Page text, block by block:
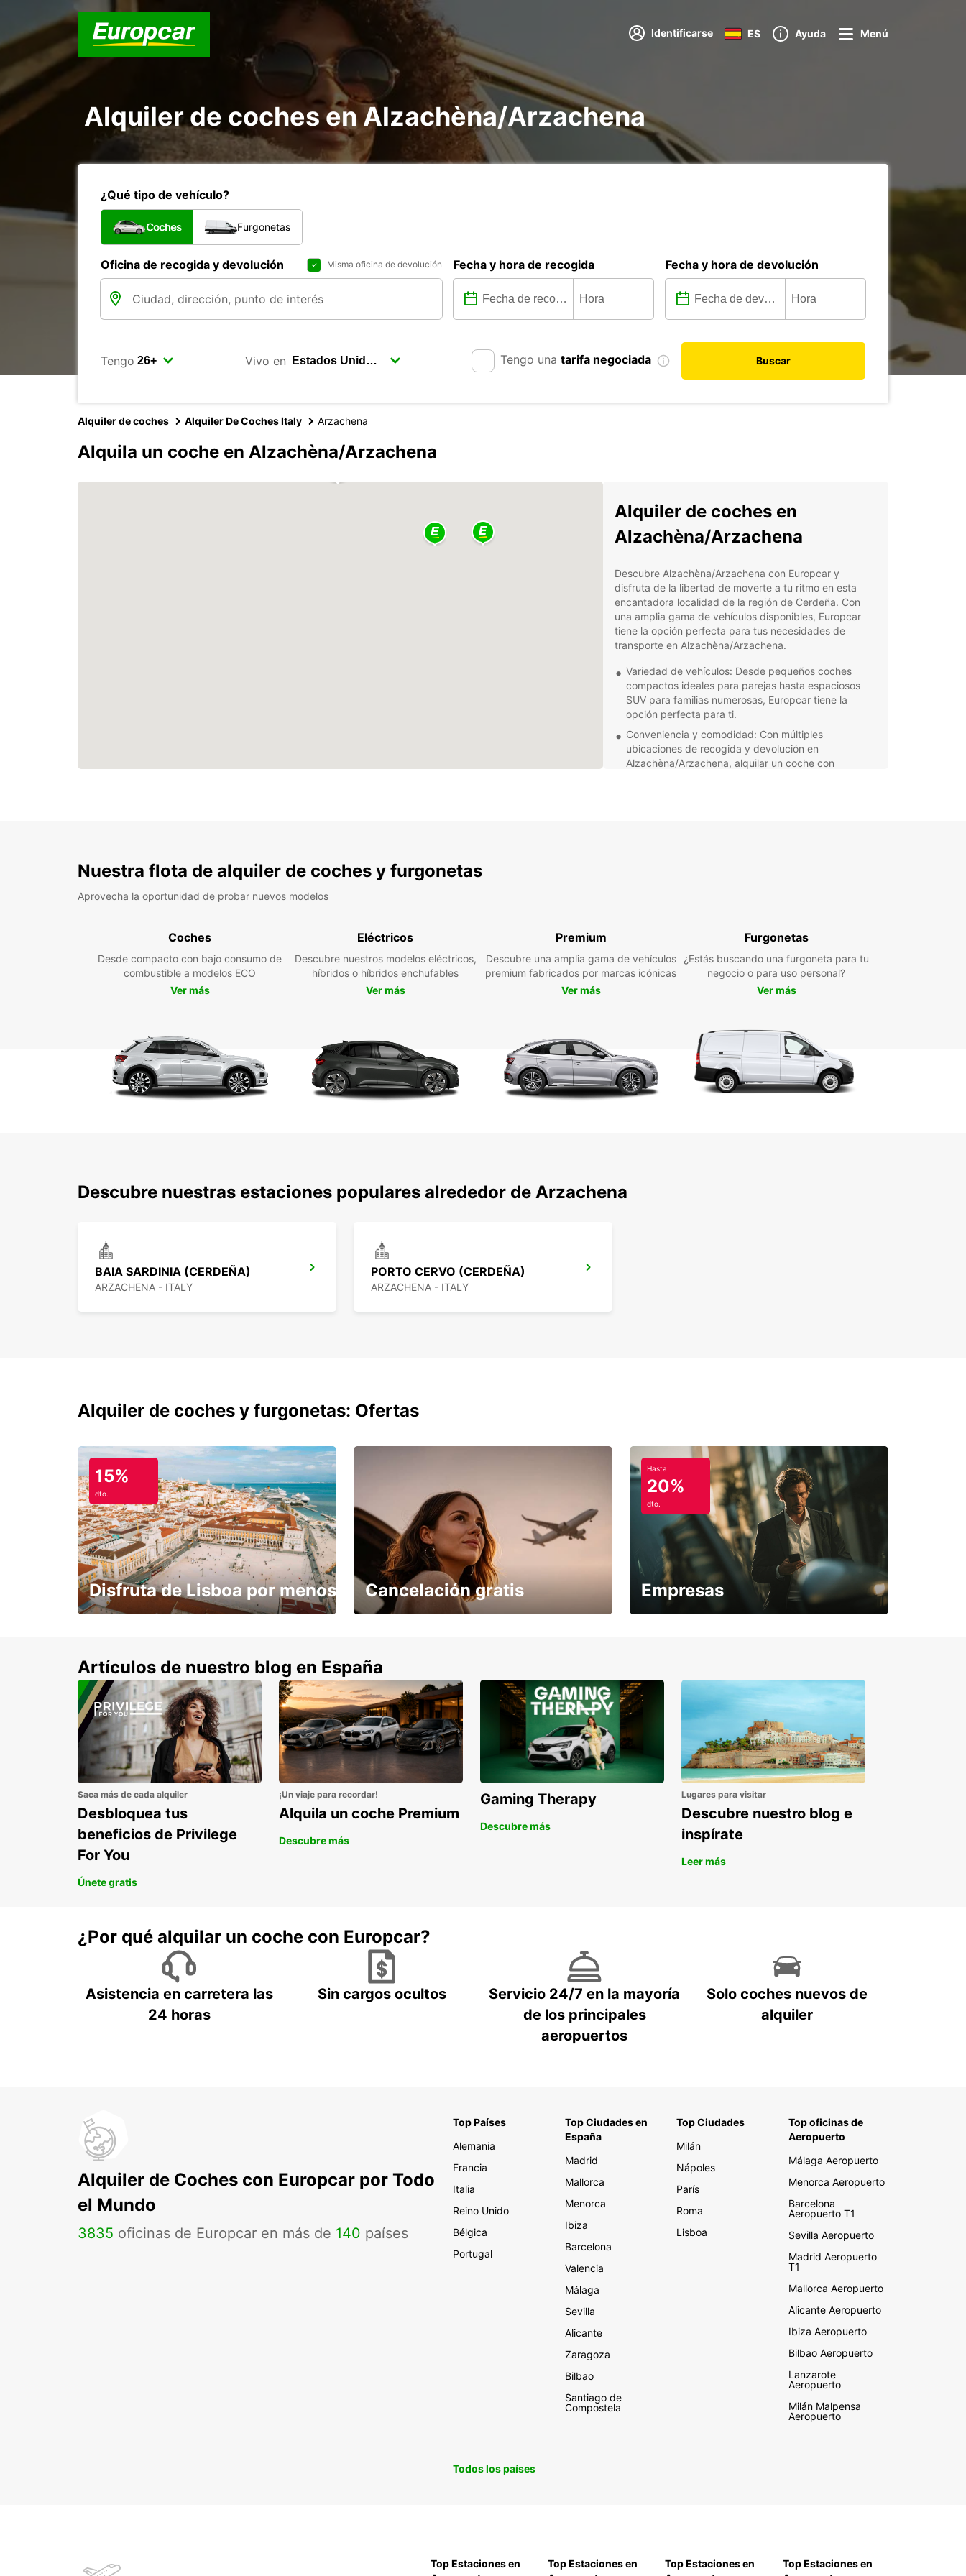
Identificarse ES Ayuda Menú
Alquiler de coches en Alzachèna/Arzachena
¿Qué tipo de vehículo?
Coches Furgonetas
Oficina de recogida y devolución Misma oficina de devolución Fecha y hora de recogida Fecha y hora de devolución
Tengo Vivo en Tengo una tarifa negociada Buscar
Alquiler de coches Alquiler De Coches Italy Arzachena
Alquila un coche en Alzachèna/Arzachena
Alquiler de coches en
Alzachèna/Arzachena
Descubre Alzachèna/Arzachena con Europcar y
disfruta de la libertad de moverte a tu ritmo en esta
encantadora localidad de la región de Cerdeña. Con
una amplia gama de vehículos disponibles, Europcar
tiene la opción perfecta para tus necesidades de
transporte en Alzachèna/Arzachena.
Variedad de vehículos: Desde pequeños coches
compactos ideales para parejas hasta espaciosos
SUV para familias numerosas, Europcar tiene la
opción perfecta para ti.
Conveniencia y comodidad: Con múltiples
ubicaciones de recogida y devolución en
Alzachèna/Arzachena, alquilar un coche con
región de Cerdeña a tu propio ritmo.
Nuestra flota de alquiler de coches y furgonetas
Aprovecha la oportunidad de probar nuevos modelos
Coches
Desde compacto con bajo consumo de
combustible a modelos ECO
Ver más
Eléctricos
Descubre nuestros modelos eléctricos,
híbridos o híbridos enchufables
Ver más
Premium
Descubre una amplia gama de vehículos
premium fabricados por marcas icónicas
Ver más
Furgonetas
¿Estás buscando una furgoneta para tu
negocio o para uso personal?
Ver más
Descubre nuestras estaciones populares alrededor de Arzachena
BAIA SARDINIA (CERDEÑA)
ARZACHENA - ITALY
PORTO CERVO (CERDEÑA)
ARZACHENA - ITALY
Alquiler de coches y furgonetas: Ofertas
15%
dto.
Disfruta de Lisboa por menos Cancelación gratis
Hasta
20%
dto.
Empresas
Artículos de nuestro blog en España
Saca más de cada alquiler
Desbloquea tus
beneficios de Privilege
For You
Únete gratis
¡Un viaje para recordar!
Alquila un coche Premium
Descubre más
Gaming Therapy
Descubre más
Lugares para visitar
Descubre nuestro blog e
inspírate
Leer más
¿Por qué alquilar un coche con Europcar?
Asistencia en carretera las
24 horas
Sin cargos ocultos
Servicio 24/7 en la mayoría
de los principales
aeropuertos
Solo coches nuevos de
alquiler
Alquiler de Coches con Europcar por Todo
el Mundo
3835 oficinas de Europcar en más de 140 países
Top Países
Alemania
Francia
Italia
Reino Unido
Bélgica
Portugal
Top Ciudades en
España
Madrid
Mallorca
Menorca
Ibiza
Barcelona
Valencia
Málaga
Sevilla
Alicante
Zaragoza
Bilbao
Santiago de
Compostela
Top Ciudades
Milán
Nápoles
París
Roma
Lisboa
Top oficinas de
Aeropuerto
Málaga Aeropuerto
Menorca Aeropuerto
Barcelona
Aeropuerto T1
Sevilla Aeropuerto
Madrid Aeropuerto
T1
Mallorca Aeropuerto
Alicante Aeropuerto
Ibiza Aeropuerto
Bilbao Aeropuerto
Lanzarote
Aeropuerto
Milán Malpensa
Aeropuerto
Todos los países
Top Estaciones en
Top Estaciones en
Top Estaciones en
Top Estaciones en